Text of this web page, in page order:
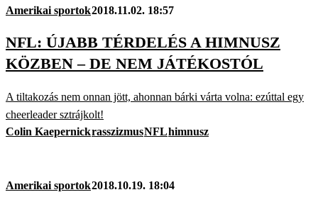
Amerikai sportok2018.11.02. 18:57
NFL: ÚJABB TÉRDELÉS A HIMNUSZ
KÖZBEN – DE NEM JÁTÉKOSTÓL
A tiltakozás nem onnan jött, ahonnan bárki várta volna: ezúttal egy
cheerleader sztrájkolt!
Colin KaepernickrasszizmusNFLhimnusz
Amerikai sportok2018.10.19. 18:04